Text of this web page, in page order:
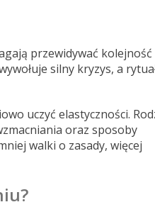
przewidywać kolejność
silny kryzys, a
uczyć elastyczności.
oraz sposoby
walki o zasady, więcej